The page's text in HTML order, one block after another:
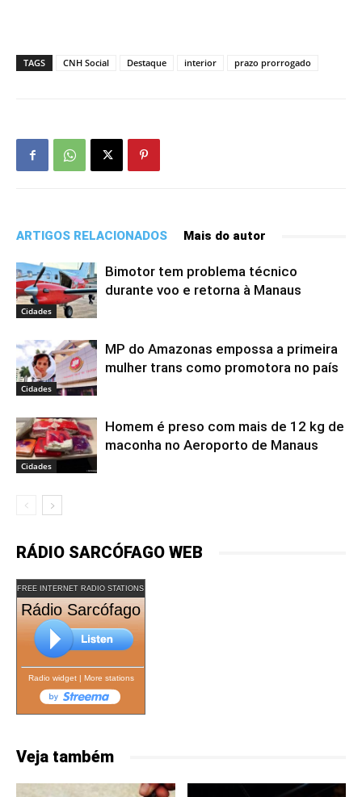
TAGS CNH Social Destaque interior prazo prorrogado
ARTIGOS RELACIONADOS Mais do autor
Cidades
Bimotor tem problema técnico
durante voo e retorna à Manaus
Cidades
MP do Amazonas empossa a primeira
mulher trans como promotora no país
Cidades
Homem é preso com mais de 12 kg de
maconha no Aeroporto de Manaus
RÁDIO SARCÓFAGO WEB
FREE INTERNET RADIO STATIONS
Rádio Sarcófago
Radio widget| More stations
Veja também